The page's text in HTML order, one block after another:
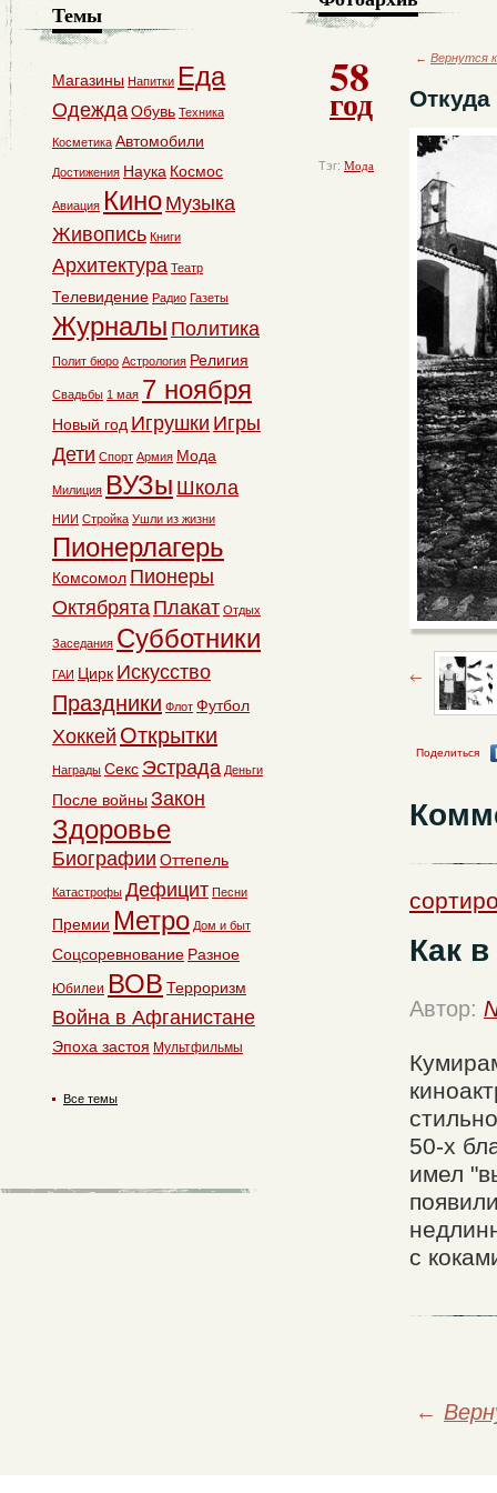
58
год
Тэг: Мода
← Вернутся
Поделиться
Как
Автор:
50-х
имел
с
←
Темы
Магазины Напитки Еда
ОдеждаОбувь Техника
Косметика Автомобили
Достижения Наука Космос
Авиация Кино Музыка
Живопись Книги
Архитектура Театр
Телевидение Радио Газеты
Журналы Политика
Полит бюро Астрология Религия
Свадьбы 1 мая 7 ноября
Новый год Игрушки Игры
Дети Спорт Армия Мода
Милиция ВУЗы Школа
НИИ Стройка Ушли из жизни
Пионерлагерь
Комсомол Пионеры
Октябрята Плакат Отдых
Заседания Субботники
ГАИ Цирк Искусство
Праздники Флот Футбол
Хоккей Открытки
Награды Секс Эстрада Деньги
После войны Закон
Здоровье
Биографии Оттепель
Катастрофы Дефицит Песни
Премии Метро Дом и быт
Соцсоревнование Разное
Юбилеи ВОВ Терроризм
Война в Афганистане
Эпоха застоя Мультфильмы
Все темы